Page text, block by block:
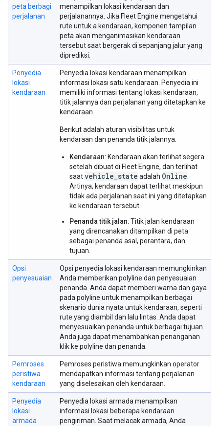
peta berbagi
perjalanan
menampilkan lokasi kendaraan dan
perjalanannya. Jika Fleet Engine mengetahui
rute untuk a kendaraan, komponen tampilan
peta akan menganimasikan kendaraan
tersebut saat bergerak di sepanjang jalur yang
diprediksi.
Penyedia
lokasi
kendaraan
Penyedia lokasi kendaraan menampilkan
informasi lokasi satu kendaraan. Penyedia ini
memiliki informasi tentang lokasi kendaraan,
titik jalannya dan perjalanan yang ditetapkan ke
kendaraan.
Berikut adalah aturan visibilitas untuk
kendaraan dan penanda titik jalannya:
Kendaraan: Kendaraan akan terlihat segera
setelah dibuat di Fleet Engine, dan terlihat
saatvehicle_state adalah Online
Artinya, kendaraan dapat terlihat meskipun
tidak ada perjalanan saat ini yang ditetapkan
ke kendaraan tersebut.
Penanda titik jalan: Titik jalan kendaraan
yang direncanakan ditampilkan di peta
sebagai penanda asal, perantara, dan
tujuan.
Opsi
penyesuaian
Opsi penyedia lokasi kendaraan memungkinkan
Anda memberikan polyline dan penyesuaian
penanda. Anda dapat memberi warna dan gaya
pada polyline untuk menampilkan berbagai
skenario dunia nyata untuk kendaraan, seperti
rute yang diambil dan lalu lintas. Anda dapat
menyesuaikan penanda untuk berbagai tujuan.
Anda juga dapat menambahkan penanganan
klik ke polyline dan penanda.
Pemroses
peristiwa
kendaraan
Pemroses peristiwa memungkinkan operator
mendapatkan informasi tentang perjalanan
yang diselesaikan oleh kendaraan.
Penyedia
lokasi
armada
Penyedia lokasi armada menampilkan
informasi lokasi beberapa kendaraan
pengiriman. Saat melacak armada, Anda